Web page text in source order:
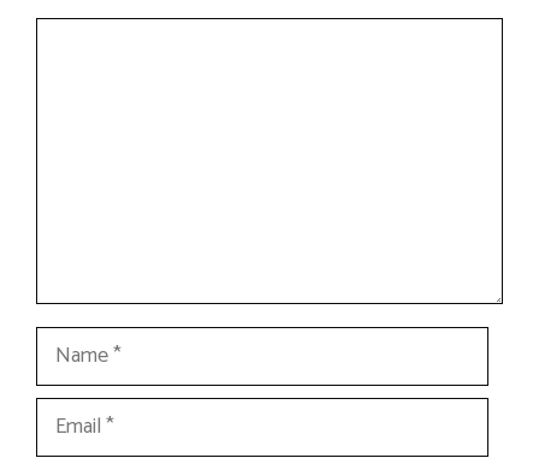
Name
Email